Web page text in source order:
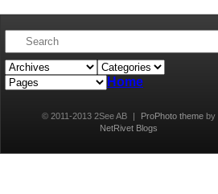
Home
© 2011-2013 2See AB ProPhoto themeby
NetRivet Blogs